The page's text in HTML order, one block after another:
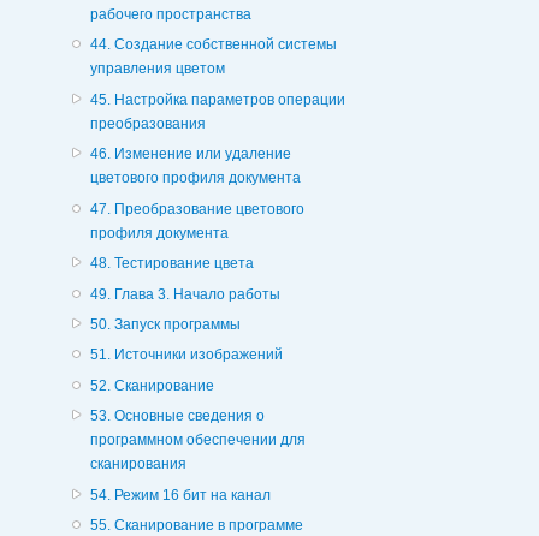
рабочего пространства
44. Создание собственной системы
управления цветом
45. Настройка параметров операции
преобразования
46. Изменение или удаление
цветового профиля документа
47. Преобразование цветового
профиля документа
48. Тестирование цвета
49. Глава 3. Начало работы
50. Запуск программы
51. Источники изображений
52. Сканирование
53. Основные сведения о
программном обеспечении для
сканирования
54. Режим 16 бит на канал
55. Сканирование в программе